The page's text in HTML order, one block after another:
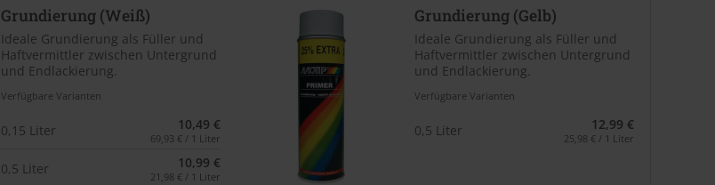
Grundierung (Weiß)
Ideale Grundierung als Füller und
Haftvermittler zwischen Untergrund
und Endlackierung.
Verfügbare Varianten
0,15 Liter 10,49 €
69,93 € / 1 Liter
0,5 Liter 10,99 €
21,98 € / 1 Liter
Grundierung (Gelb)
Ideale Grundierung als Füller und
Haftvermittler zwischen Untergrund
und Endlackierung.
Verfügbare Varianten
0,5 Liter 12,99 €
25,98 € / 1 Liter